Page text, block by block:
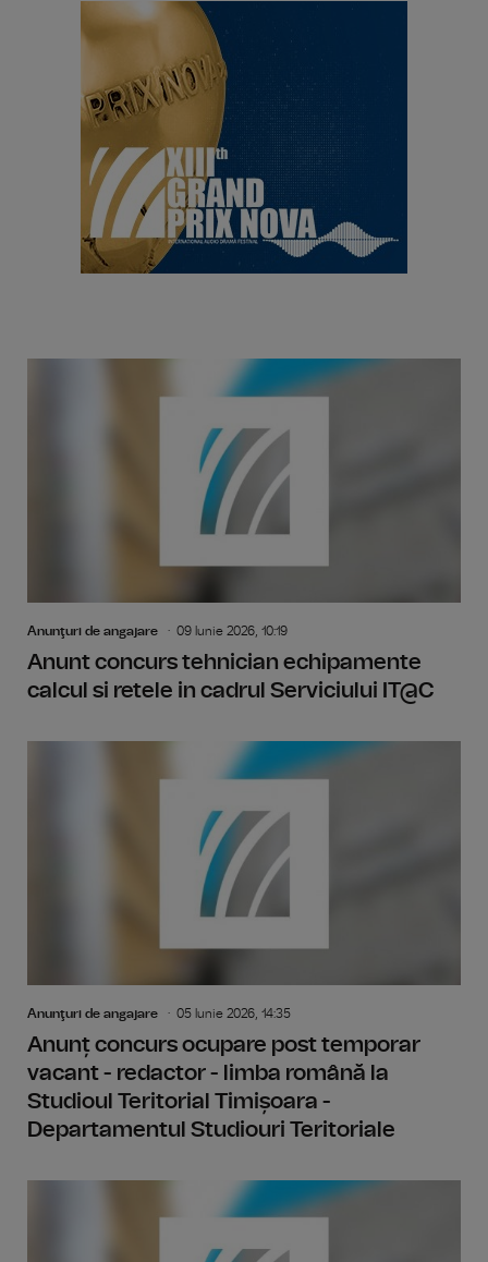
Anunţuri de angajare 09 Iunie 2026, 10:19
Anunt concurs tehnician echipamente
calcul si retele in cadrul Serviciului IT@C
Anunţuri de angajare 05 Iunie 2026, 14:35
Anunț concurs ocupare post temporar
vacant - redactor - limba română la
Studioul Teritorial Timișoara -
Departamentul Studiouri Teritoriale